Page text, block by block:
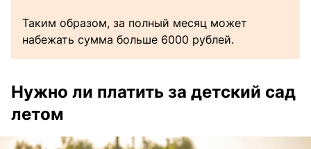
Таким образом, за полный месяц может
набежать сумма больше 6000 рублей.
Нужно ли платить за детский сад
летом